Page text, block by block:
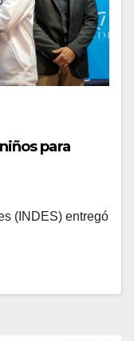
para
(INDES) entregó